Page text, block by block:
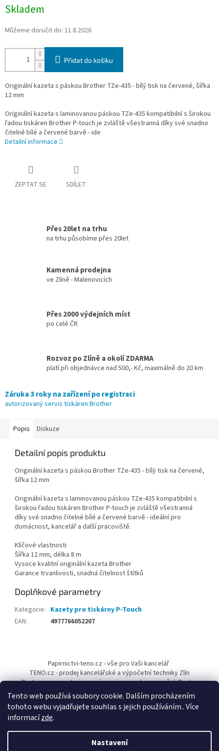
Tento web používá soubory cookie. Dalším procházením
tohoto webu vyjadřujete souhlas s jejich používáním.. Více
informacízde.
Nastavení
cena:
Skladem
Můžeme doručit do: 11.8.2026
Přidat do košíku
Originální kazeta s páskou Brother TZe-435 - bílý tisk na červené, šířka
12 mm
Originální kazeta s laminovanou páskou TZe-435 kompatibilní s širokou
řadou tiskáren Brother P-touch je zvláště všestranná díky své snadno
čitelné bílé a červené barvě - ide
Detailní informace
ZEPTAT SE SDÍLET
Přes 20let na trhu
na trhu působíme přes 20let
Kamenná prodejna
ve Zlíně - Malenovicích
Přes 2000 výdejních míst
po celé ČR
Rozvoz po Zlíně a okolí ZDARMA
platí při objednávce nad 500,- Kč, maximálně do 20 km
Záruka 3 roky na zařízení po registraci
autorizovaný servis tiskáren Brother
Popis Diskuze
Detailní popis produktu
Originální kazeta s páskou Brother TZe-435 - bílý tisk na červené,
šířka 12 mm
Originální kazeta s laminovanou páskou TZe-435 kompatibilní s
širokou řadou tiskáren Brother P-touch je zvláště všestranná
díky své snadno čitelné bílé a červené barvě - ideální pro
domácnost, kancelář a další pracoviště.
Klíčové vlastnosti
Šířka 12 mm, délka 8 m
Vysoce kvalitní originální kazeta Brother
Garance trvanlivosti, snadná čitelnost štítků
Doplňkové parametry
Kategorie: Kazety pro tiskárny P-Touch
EAN: 4977766052207
a
Papirnictvi-teno.cz - vše pro Vaši kancelář
TENO.cz - prodej kancelářské a výpočetní techniky Zlín
Pantum-cr.cz - autorizovaný servis a prodejce značek Pantum
Vytvořil Shoptet